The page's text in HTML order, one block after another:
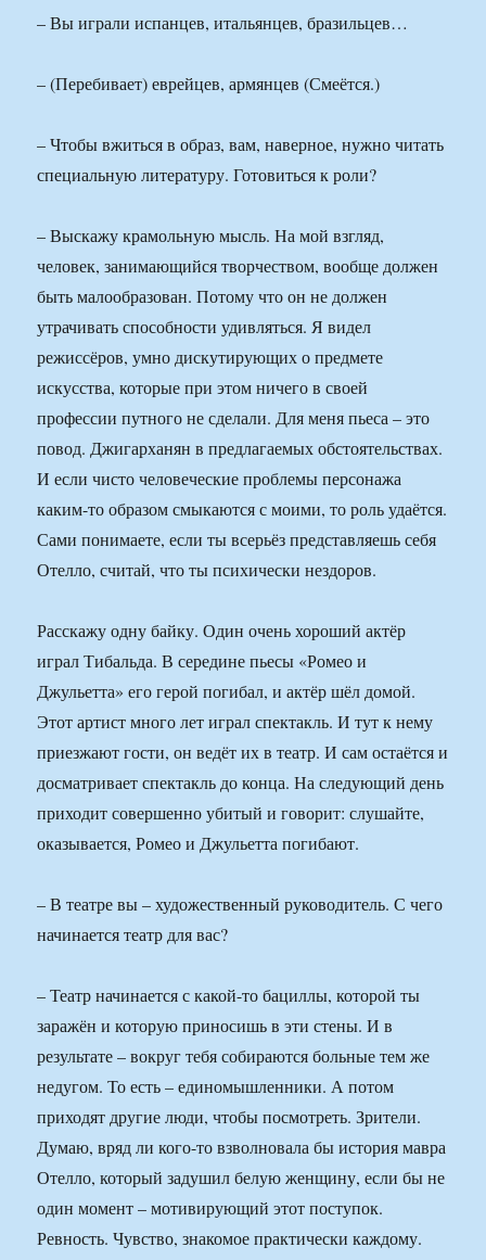
– Вы играли испанцев, итальянцев, бразильцев…
– (Перебивает) еврейцев, армянцев (Смеётся.)
– Чтобы вжиться в образ, вам, наверное, нужно читать
специальную литературу. Готовиться к роли?
– Выскажу крамольную мысль. На мой взгляд,
человек, занимающийся творчеством, вообще должен
быть малообразован. Потому что он не должен
утрачивать способности удивляться. Я видел
режиссёров, умно дискутирующих о предмете
искусства, которые при этом ничего в своей
профессии путного не сделали. Для меня пьеса – это
повод. Джигарханян в предлагаемых обстоятельствах.
И если чисто человеческие проблемы персонажа
каким-то образом смыкаются с моими, то роль удаётся.
Сами понимаете, если ты всерьёз представляешь себя
Отелло, считай, что ты психически нездоров.
Расскажу одну байку. Один очень хороший актёр
играл Тибальда. В середине пьесы «Ромео и
Джульетта» его герой погибал, и актёр шёл домой.
Этот артист много лет играл спектакль. И тут к нему
приезжают гости, он ведёт их в театр. И сам остаётся и
досматривает спектакль до конца. На следующий день
приходит совершенно убитый и говорит: слушайте,
оказывается, Ромео и Джульетта погибают.
– В театре вы – художественный руководитель. С чего
начинается театр для вас?
– Театр начинается с какой-то бациллы, которой ты
заражён и которую приносишь в эти стены. И в
результате – вокруг тебя собираются больные тем же
недугом. То есть – единомышленники. А потом
приходят другие люди, чтобы посмотреть. Зрители.
Думаю, вряд ли кого-то взволновала бы история мавра
Отелло, который задушил белую женщину, если бы не
один момент – мотивирующий этот поступок.
Ревность. Чувство, знакомое практически каждому.